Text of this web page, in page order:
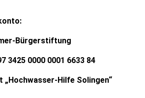
Bürgerstiftung
3425 0000 0001 6633 84
„Hochwasser-Hilfe Solingen“